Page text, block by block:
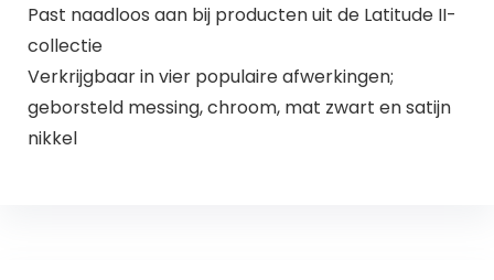
Past naadloos aan bij producten uit de Latitude II-
collectie
Verkrijgbaar in vier populaire afwerkingen;
geborsteld messing, chroom, mat zwart en satijn
nikkel